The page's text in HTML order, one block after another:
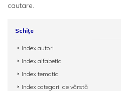
cautare.
Schițe
Index autori
Index alfabetic
Index tematic
Index categorii de vârstă